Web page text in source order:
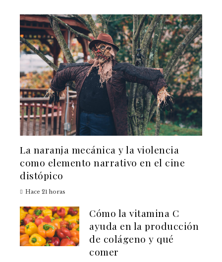
La naranja mecánica y la violencia
como elemento narrativo en el cine
distópico
Hace 21 horas
Cómo la vitamina C
ayuda en la producción
de colágeno y qué
comer